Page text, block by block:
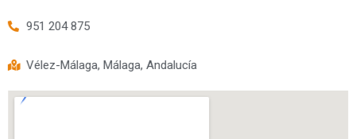
951 204 875
Vélez-Málaga, Málaga, Andalucía